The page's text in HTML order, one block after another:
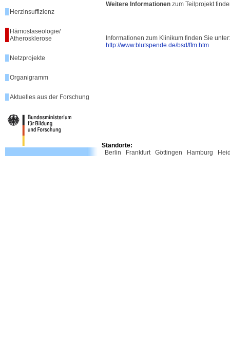
Herzinsuffizienz
Hämostaseologie/
Atherosklerose
Netzprojekte
Organigramm
Aktuelles aus der Forschung
Weitere Informationen zum Teilprojekt
Informationen zum Klinikum finden Sie unter:
http://www.blutspende.de/bsd/ffm.htm
Standorte:
Berlin
Frankfurt Göttingen Hamburg